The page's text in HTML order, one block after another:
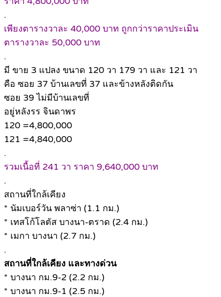
.
เพียงตารางวาละ 40,000 บาท ถูกกว่าราคาประเมิน
ตารางวาละ 50,000 บาท
.
มี ขาย 3 แปลง ขนาด 120 วา 179 วา และ 121 วา
คือ ซอย 37 บ้านเลขที่ 37 และข้างหลังติดกัน
ซอย 39 ไม่มีบ้านเลขที่
อยู่หลังรร จินดาพร
120 =4,800,000
121 =4,840,000
.
รวมเนื้อที่ 241 วา ราคา 9,640,000 บาท
.
สถานที่ใกล้เคียง
* นัมเบอร์วัน พลาซ่า (1.1 กม.)
* เทสโก้โลตัส บางนา-ตราด (2.4 กม.)
* เมกา บางนา (2.7 กม.)
.
สถานที่ใกล้เคียง และทางด่วน
* บางนา กม.9-2 (2.2 กม.)
* บางนา กม.9-1 (2.5 กม.)